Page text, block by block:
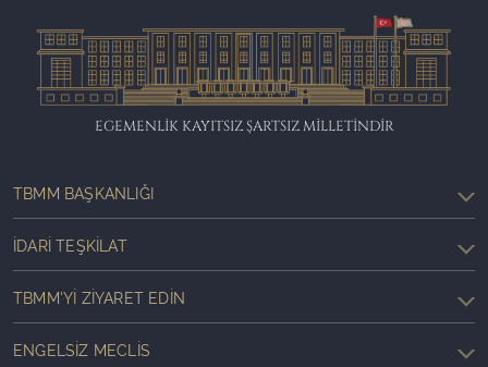
EGEMENLİK KAYITSIZ ŞARTSIZ MİLLETİNDİR
TBMM BAŞKANLIĞI
İDARI TEŞKILAT
TBMM'YI ZIYARET EDIN
ENGELSIZ MECLIS